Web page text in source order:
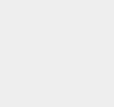
ссылка)
ссылка)